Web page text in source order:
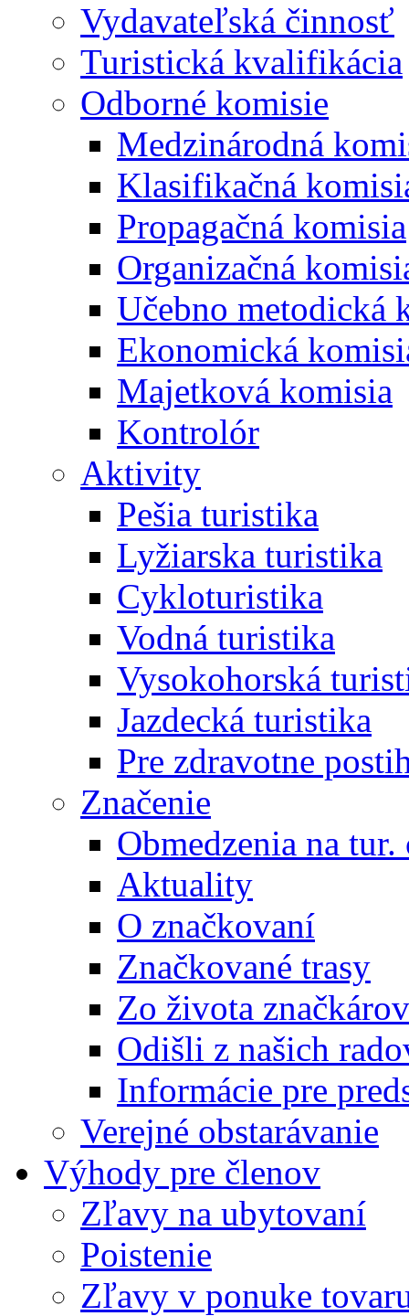
Vydavateľská činnosť
Turistická kvalifikácia
Odborné komisie
Medzinárodná
Klasifikačná
Propagačná komisia
Organizačná
Učebno metodická
Ekonomická
Majetková komisia
Kontrolór
Aktivity
Pešia turistika
Lyžiarska turistika
Cykloturistika
Vodná turistika
Vysokohorská
Jazdecká turistika
Pre zdravotne
Značenie
Obmedzenia na
Aktuality
O značkovaní
Značkované trasy
Zo života značkárov
Odišli z našich
Informácie pre
Verejné obstarávanie
Výhody pre členov
Zľavy na ubytovaní
Poistenie
Zľavy v ponuke